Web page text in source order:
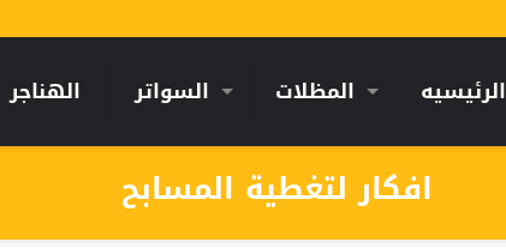
الرئيسيه المظلات السواتر الهناجر
افكار لتغطية المسابح